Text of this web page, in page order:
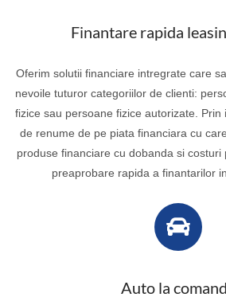
Finantare rapida
Oferim solutii financiare intregrate care
nevoile tuturor categoriilor de clienti:
fizice sau persoane fizice autorizate.
de renume de pe piata financiara cu
produse financiare cu dobanda si
preaprobare rapida a finantarilor
Auto la